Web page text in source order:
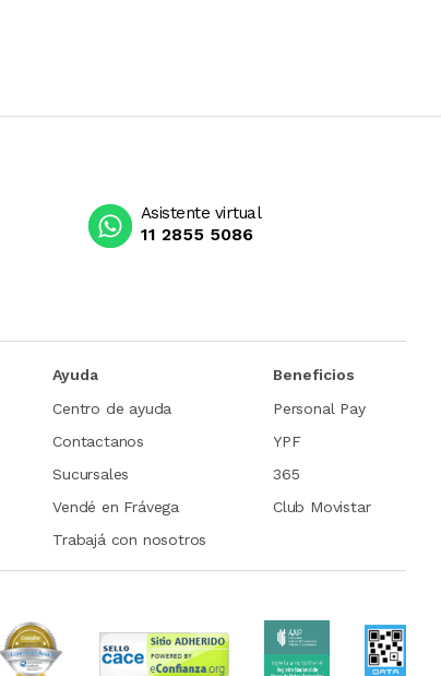
Asistente virtual
11 2855 5086
Ayuda
Centro de ayuda
Contactanos
Sucursales
Vendé en Frávega
Trabajá con nosotros
Beneficios
Personal Pay
YPF
365
Club Movistar